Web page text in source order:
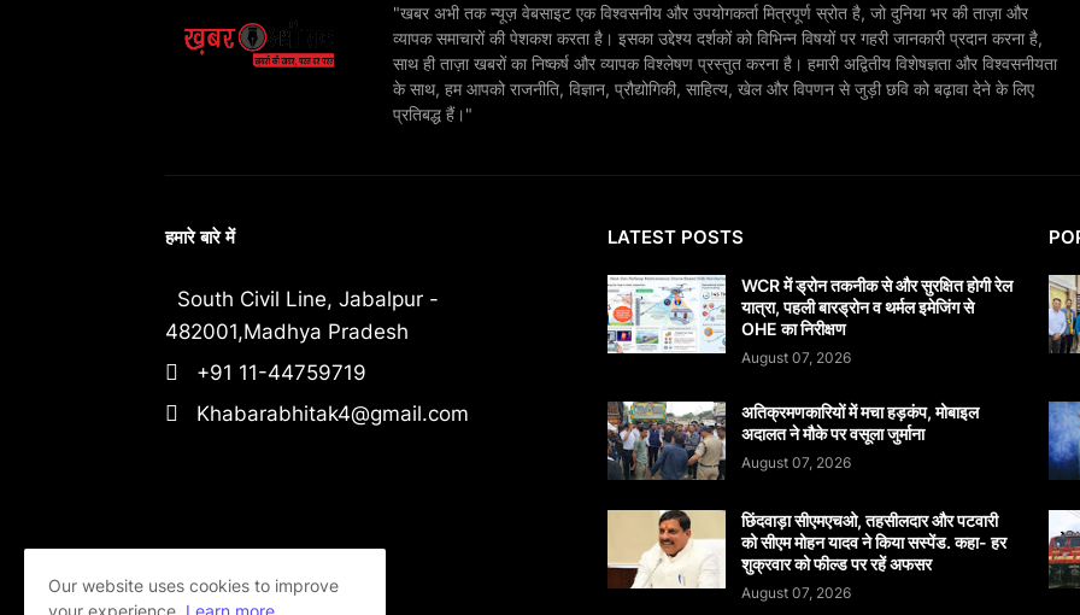
"खबर अभी तक न्यूज़ वेबसाइट एक विश्वसनीय और उपयोगकर्ता मित्रपूर्ण स्रोत है, जो दुनिया भर की ताज़ा और
व्यापक समाचारों की पेशकश करता है। इसका उद्देश्य दर्शकों को विभिन्न विषयों पर गहरी जानकारी प्रदान करना है,
साथ ही ताज़ा खबरों का निष्कर्ष और व्यापक विश्लेषण प्रस्तुत करना है। हमारी अद्वितीय विशेषज्ञता और विश्वसनीयता
के साथ, हम आपको राजनीति, विज्ञान, प्रौद्योगिकी, साहित्य, खेल और विपणन से जुड़ी छवि को बढ़ावा देने के लिए
प्रतिबद्ध हैं।"
हमारे बारे में
South Civil Line, Jabalpur -
482001,Madhya Pradesh
+91 11-44759719
Khabarabhitak4@gmail.com
LATEST POSTS
WCR में ड्रोन तकनीक से और सुरक्षित होगी रेल
यात्रा, पहली बारड्रोन व थर्मल इमेजिंग से
OHE का निरीक्षण
August 07, 2026
अतिक्रमणकारियों में मचा हड़कंप, मोबाइल
अदालत ने मौके पर वसूला जुर्माना
August 07, 2026
छिंदवाड़ा सीएमएचओ, तहसीलदार और पटवारी
को सीएम मोहन यादव ने किया सस्पेंड. कहा- हर
शुक्रवार को फील्ड पर रहें अफसर
August 07, 2026
Our website uses cookies to improve
your experience. Learn more